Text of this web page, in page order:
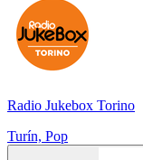
Radio Jukebox Torino
Turín, Pop